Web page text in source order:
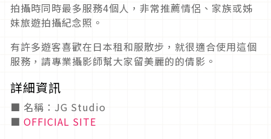
拍攝時同時最多服務4個人，非常推薦情侶、家族或姊
妹旅遊拍攝紀念照。
有許多遊客喜歡在日本租和服散步，就很適合使用這個
服務，請專業攝影師幫大家留美麗的的倩影。
詳細資訊
■ 名稱：JG Studio
■ OFFICIAL SITE